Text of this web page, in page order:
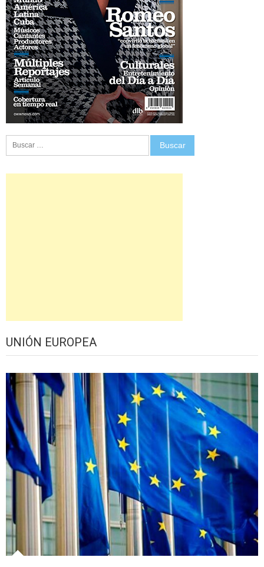
Buscar:
UNIÓN EUROPEA